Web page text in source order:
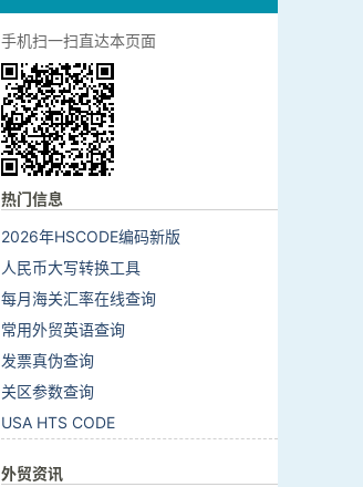
手机扫一扫直达本页面
热门信息
2026年HSCODE编码新版
人民币大写转换工具
每月海关汇率在线查询
常用外贸英语查询
发票真伪查询
关区参数查询
USA HTS CODE
外贸资讯